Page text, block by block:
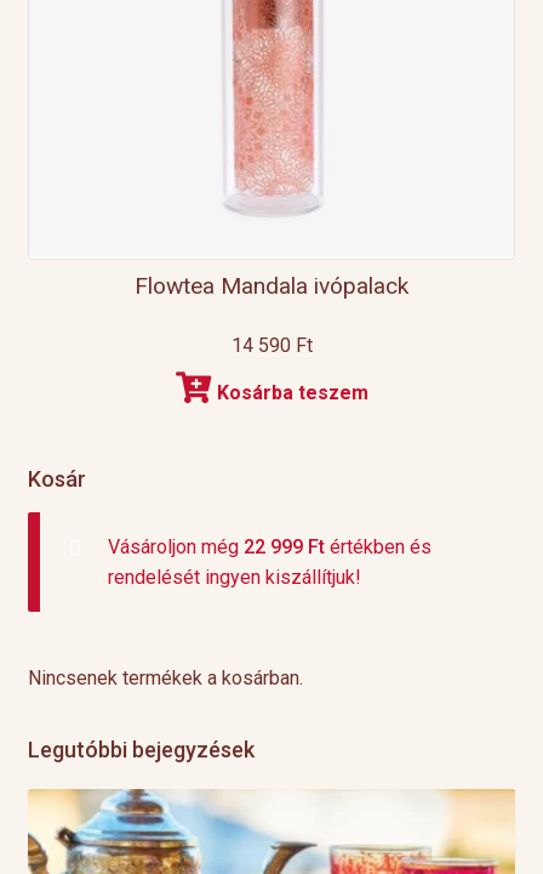
Flowtea Mandala ivópalack
14 590 Ft
Kosárba teszem
Kosár
Vásároljon még 22 999 Ftértékben és
rendelését ingyen kiszállítjuk!
Nincsenek termékek a kosárban.
Legutóbbi bejegyzések